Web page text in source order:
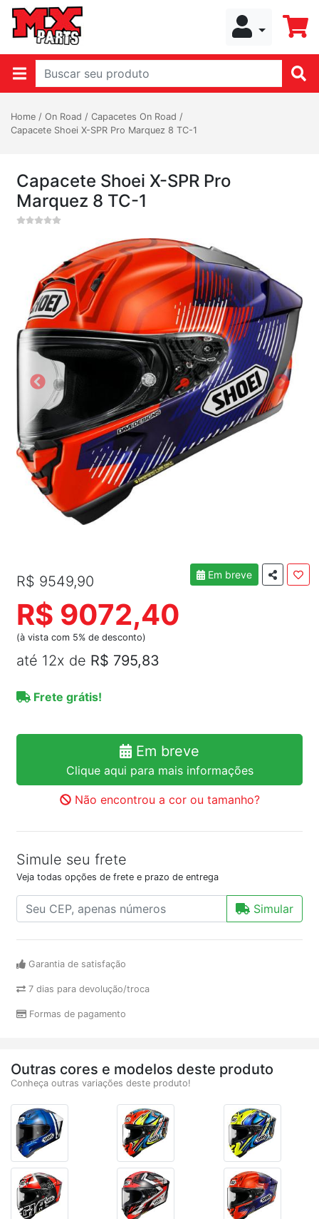
Home / On Road / Capacetes On Road /
Capacete Shoei X-SPR Pro Marquez 8 TC-1
Capacete Shoei X-SPR Pro
Marquez 8 TC-1
Em breve
R$ 9549,90
R$ 9072,40
(à vista com 5% de desconto)
até 12x de R$ 795,83
Frete grátis!
Em breve
Clique aqui para mais informações
Não encontrou a cor ou tamanho?
Simule seu frete
Veja todas opções de frete e prazo de entrega
Simular
Garantia de satisfação
7 dias para devolução/troca
Formas de pagamento
Outras cores e modelos deste produto
Conheça outras variações deste produto!